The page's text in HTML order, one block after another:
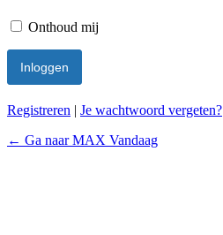
Onthoud mij
Registreren | Je wachtwoord vergeten?
← Ga naar MAX Vandaag